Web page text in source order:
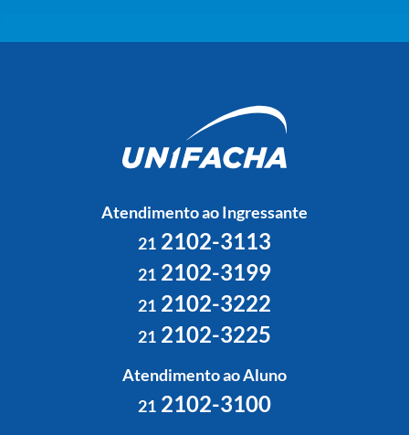
Atendimento ao Ingressante
21 2102-3113
21 2102-3199
21 2102-3222
21 2102-3225
Atendimento ao Aluno
21 2102-3100